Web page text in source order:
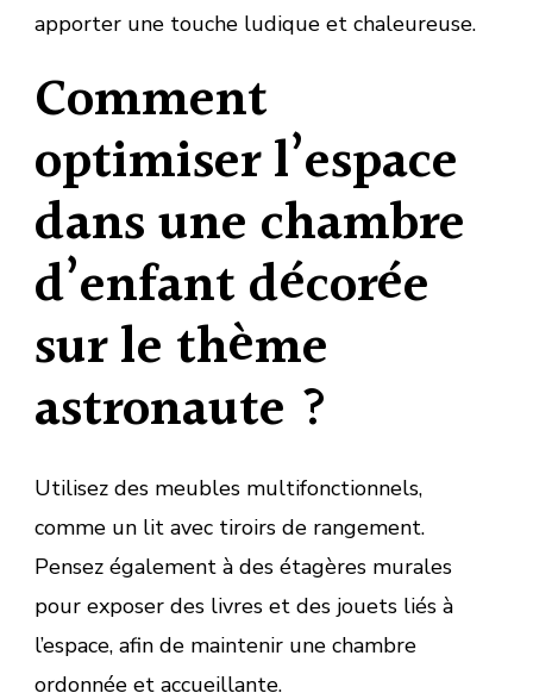
apporter une touche ludique et chaleureuse.
Comment
optimiser l’espace
dans une chambre
d’enfant décorée
sur le thème
astronaute ?
Utilisez des meubles multifonctionnels,
comme un lit avec tiroirs de rangement.
Pensez également à des étagères murales
pour exposer des livres et des jouets liés à
l’espace, afin de maintenir une chambre
ordonnée et accueillante.